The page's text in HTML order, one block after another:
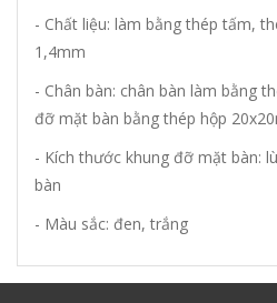
- Chất liệu: làm bằng thép tấm,
1,4mm
- Chân bàn: chân bàn làm bằng
đỡ mặt bàn bằng thép hộp
- Kích thước khung đỡ mặt bàn:
bàn
- Màu sắc: đen, trắng